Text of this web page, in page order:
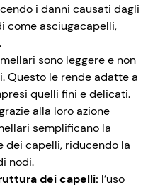
i danni causati dagli
come asciugacapelli,
sono leggere e non
Questo le rende adatte a
quelli fini e delicati.
alla loro azione
semplificano la
dei capelli, riducendo la
nodi.
dei capelli: l’uso